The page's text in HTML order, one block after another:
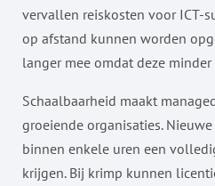
vervallen reiskosten voor ICT-
op afstand kunnen worden
langer mee omdat deze
Schaalbaarheid maakt
groeiende organisaties.
binnen enkele uren een
krijgen. Bij krimp kunnen